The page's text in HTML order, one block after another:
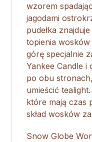
wzorem
jagodami
pudełka
topienia
górę specjalnie
Yankee Candle i
po obu
umieścić
które mają czas
skład wosków
Snow Globe